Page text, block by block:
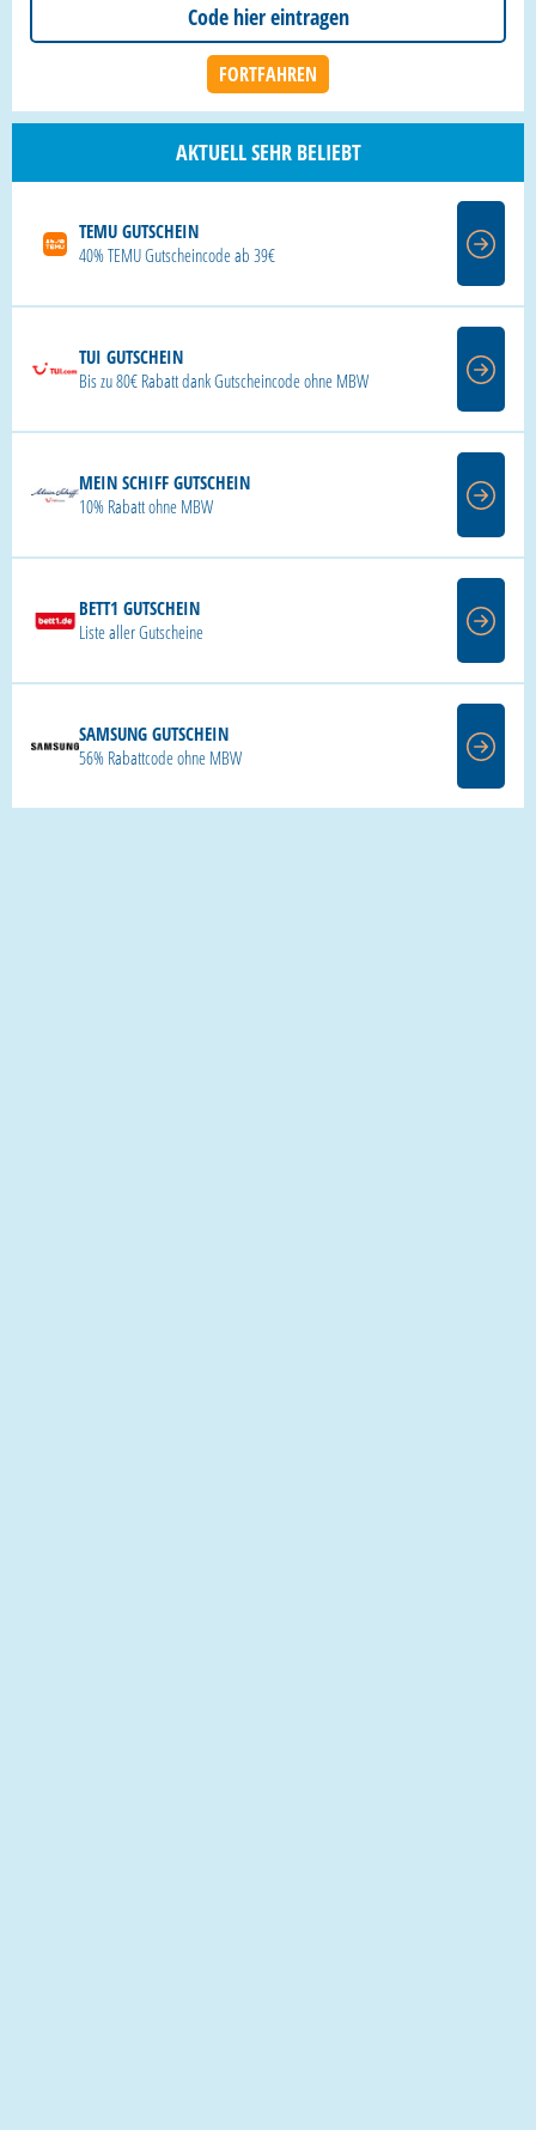
AKTUELL SEHR BELIEBT
TEMU GUTSCHEIN
40% TEMU Gutscheincode ab 39€
TUI GUTSCHEIN
Bis zu 80€ Rabatt dank Gutscheincode ohne MBW
MEIN SCHIFF GUTSCHEIN
10% Rabatt ohne MBW
BETT1 GUTSCHEIN
Liste aller Gutscheine
SAMSUNG GUTSCHEIN
56% Rabattcode ohne MBW